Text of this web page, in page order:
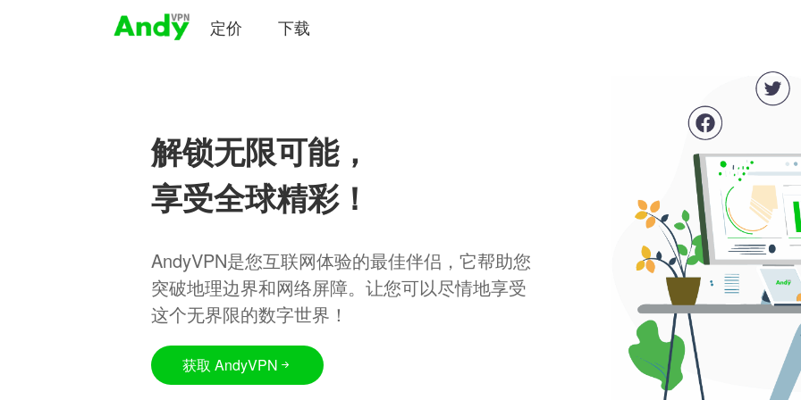
定价 下载
解锁无限可能，
享受全球精彩！
AndyVPN是您互联网体验的最佳伴侣，它帮助您
突破地理边界和网络屏障。让您可以尽情地享受
这个无界限的数字世界！
获取 AndyVPN